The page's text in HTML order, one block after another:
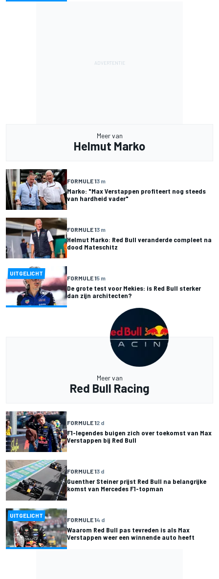
Meer van
Helmut Marko
FORMULE 13 m
Marko: "Max Verstappen profiteert nog steeds
van hardheid vader"
FORMULE 13 m
Helmut Marko: Red Bull veranderde compleet na
dood Mateschitz
UITGELICHT
FORMULE 15 m
De grote test voor Mekies: is Red Bull sterker
dan zijn architecten?
Meer van
Red Bull Racing
FORMULE 12 d
F1-legendes buigen zich over toekomst van Max
Verstappen bij Red Bull
FORMULE 13 d
Guenther Steiner prijst Red Bull na belangrijke
komst van Mercedes F1-topman
UITGELICHT
FORMULE 14 d
Waarom Red Bull pas tevreden is als Max
Verstappen weer een winnende auto heeft